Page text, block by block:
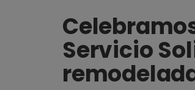
Servicio